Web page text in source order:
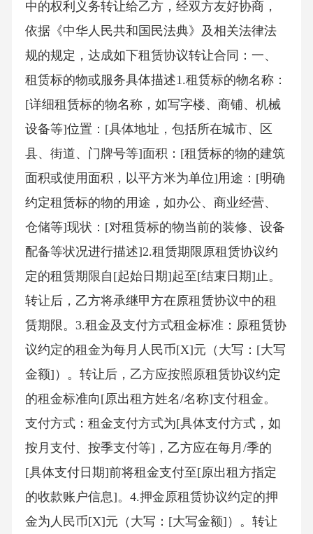
中的权利义务转让给乙方，经双方友好协商，
依据《中华人民共和国民法典》及相关法律法
规的规定，达成如下租赁协议转让合同：一、
租赁标的物或服务具体描述1.租赁标的物名称：
[详细租赁标的物名称，如写字楼、商铺、机械
设备等]位置：[具体地址，包括所在城市、区
县、街道、门牌号等]面积：[租赁标的物的建筑
面积或使用面积，以平方米为单位]用途：[明确
约定租赁标的物的用途，如办公、商业经营、
仓储等]现状：[对租赁标的物当前的装修、设备
配备等状况进行描述]2.租赁期限原租赁协议约
定的租赁期限自[起始日期]起至[结束日期]止。
转让后，乙方将承继甲方在原租赁协议中的租
赁期限。3.租金及支付方式租金标准：原租赁协
议约定的租金为每月人民币[X]元（大写：[大写
金额]）。转让后，乙方应按照原租赁协议约定
的租金标准向[原出租方姓名/名称]支付租金。
支付方式：租金支付方式为[具体支付方式，如
按月支付、按季支付等]，乙方应在每月/季的
[具体支付日期]前将租金支付至[原出租方指定
的收款账户信息]。4.押金原租赁协议约定的押
金为人民币[X]元（大写：[大写金额]）。转让